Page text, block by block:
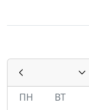
ПН
ВТ